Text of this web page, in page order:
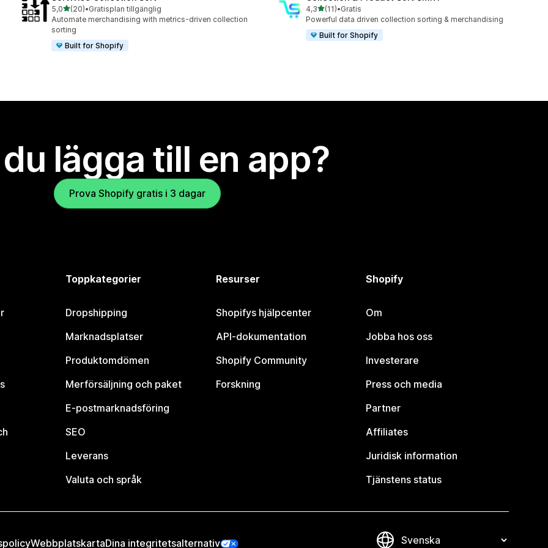
5,0av 5 stjärnor
(20)
20 recensioner totalt
•Gratisplan tillgänglig
Automate merchandising with metrics-driven collection
sorting
Built for Shopify
4,3av 5 stjärnor
(11)
11 recensioner totalt
•Gratis
Powerful data driven collection sorting & merchandising
Built for Shopify
lägga till en app?
Prova Shopify gratis i 3 dagar
Toppkategorier
Dropshipping
Marknadsplatser
Produktomdömen
Merförsäljning och paket
E-postmarknadsföring
SEO
Leverans
Valuta och språk
Resurser
Shopifys hjälpcenter
API-dokumentation
Shopify Community
Forskning
Shopify
Om
Jobba hos oss
Investerare
Press och media
Partner
Affiliates
Juridisk information
Tjänstens status
WebbplatskartaDina integritetsalternativ